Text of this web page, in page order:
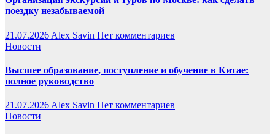
поездку незабываемой
21.07.2026 Alex Savin Нет комментариев
Новости
Высшее образование, поступление и обучение в Китае:
полное руководство
21.07.2026 Alex Savin Нет комментариев
Новости